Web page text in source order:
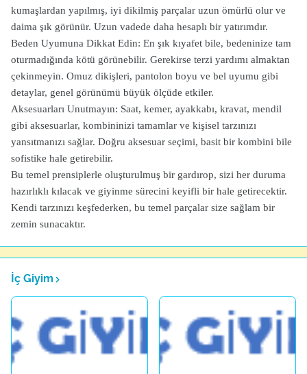
kumaşlardan yapılmış, iyi dikilmiş parçalar uzun ömürlü olur ve
daima şık görünür. Uzun vadede daha hesaplı bir yatırımdır.
Beden Uyumuna Dikkat Edin: En şık kıyafet bile, bedeninize tam
oturmadığında kötü görünebilir. Gerekirse terzi yardımı almaktan
çekinmeyin. Omuz dikişleri, pantolon boyu ve bel uyumu gibi
detaylar, genel görünümü büyük ölçüde etkiler.
Aksesuarları Unutmayın: Saat, kemer, ayakkabı, kravat, mendil
gibi aksesuarlar, kombininizi tamamlar ve kişisel tarzınızı
yansıtmanızı sağlar. Doğru aksesuar seçimi, basit bir kombini bile
sofistike hale getirebilir.
Bu temel prensiplerle oluşturulmuş bir gardırop, sizi her duruma
hazırlıklı kılacak ve giyinme sürecini keyifli bir hale getirecektir.
Kendi tarzınızı keşfederken, bu temel parçalar size sağlam bir
zemin sunacaktır.
İç Giyim